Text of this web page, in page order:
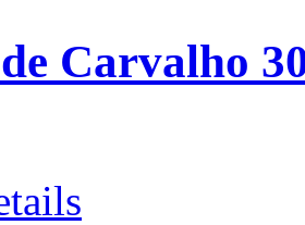
Carvalho